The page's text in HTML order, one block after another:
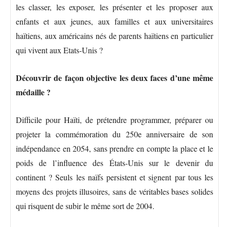
les classer, les exposer, les présenter et les proposer aux
enfants et aux jeunes, aux familles et aux universitaires
haïtiens, aux américains nés de parents haïtiens en particulier
qui vivent aux Etats-Unis ?
Découvrir de façon objective les deux faces d’une même
médaille ?
Difficile pour Haïti, de prétendre programmer, préparer ou
projeter la commémoration du 250e anniversaire de son
indépendance en 2054, sans prendre en compte la place et le
poids de l’influence des États-Unis sur le devenir du
continent ? Seuls les naïfs persistent et signent par tous les
moyens des projets illusoires, sans de véritables bases solides
qui risquent de subir le même sort de 2004.